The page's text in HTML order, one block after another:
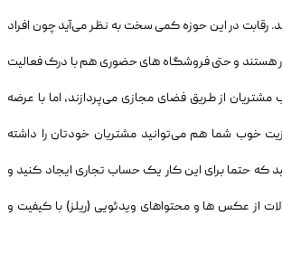
رقابت در این حوزه کمی سخت به نظر می‌آید چون افراد
هستند و حتی فروشگاه های حضوری هم با درک فعالیت
از طریق فضای مجازی می‌پردازند، اما با عرضه
خوب شما هم می‌توانید مشتریان خودتان را داشته
که حتما برای این کار یک حساب تجاری ایجاد کنید و
از عکس ها و محتواهای ویدئویی (ریلز) با کیفیت و